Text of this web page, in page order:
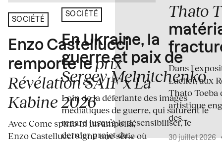
SOCIÉTÉ
Enzo Castellucci
remporte le prix
Révélation SAIF x La
Kabine 2026
Avec Come spirto in un'ampolla,
Enzo Castellucci signe une série où
SOCIÉTÉ
En Ukraine, la
guerre et paix de
Sergey Melnitchenko
Loin de la déferlante des images
médiatiques de guerre, qui saturent le
regard jusqu’à le désensibiliser, le
dernier projet du...
Thato
Dans
Lucifer, aux
Thato Toeba
artistique
des...
30 juillet 2026